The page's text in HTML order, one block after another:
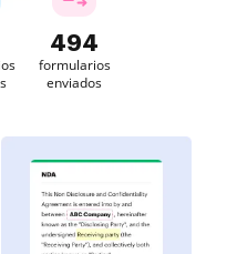
494
formularios
enviados